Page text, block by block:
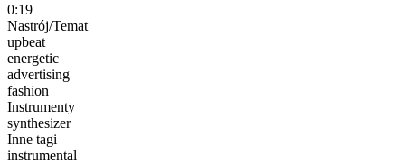
0:19
Nastrój/Temat
upbeat
energetic
advertising
fashion
Instrumenty
synthesizer
Inne tagi
instrumental